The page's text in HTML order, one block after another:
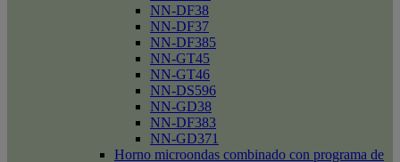
NN-DF38
NN-DF37
NN-DF385
NN-GT45
NN-GT46
NN-DS596
NN-GD38
NN-DF383
NN-GD371
Horno microondas combinado con programa de